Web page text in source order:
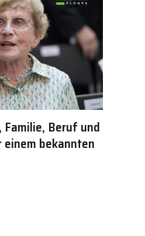
Familie, Beruf und
bekannten